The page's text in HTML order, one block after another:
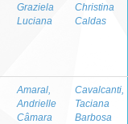
Graziela
Luciana
Christina
Caldas
Amaral,
Andrielle
Câmara
Cavalcanti,
Taciana
Barbosa